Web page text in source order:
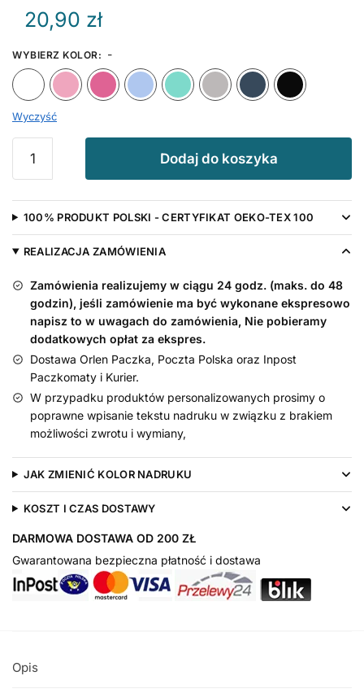
20,90 zł
WYBIERZ KOLOR: -
Biały
Różowy Ciemny Różowy
Błękitny MiętowySzary
Wyczyść
Śliniak
z
napisem
Dziadku
z
Sercem
Dodaj do koszyka
100% PRODUKT POLSKI - CERTYFIKAT OEKO-TEX 100
REALIZACJA ZAMÓWIENIA
Zamówienia realizujemy w ciągu 24 godz. (maks. do 48
godzin), jeśli zamówienie ma być wykonane ekspresowo
napisz to w uwagach do zamówienia, Nie pobieramy
dodatkowych opłat za ekspres.
Dostawa Orlen Paczka, Poczta Polska oraz Inpost
Paczkomaty i Kurier.
W przypadku produktów personalizowanych prosimy o
poprawne wpisanie tekstu nadruku w związku z brakiem
możliwości zwrotu i wymiany,
JAK ZMIENIĆ KOLOR NADRUKU
KOSZT I CZAS DOSTAWY
DARMOWA DOSTAWA OD 200 ZŁ
Gwarantowana bezpieczna płatność i dostawa
Opis